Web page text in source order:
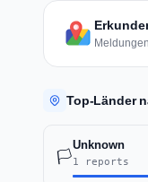
Top-Länder
🏳️
Unknown
1 reports